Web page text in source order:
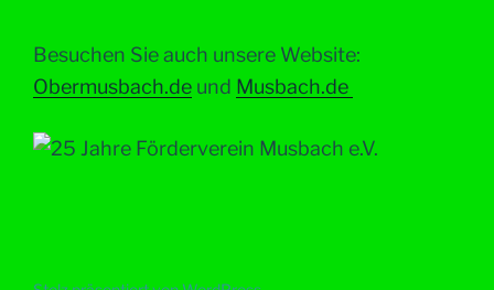
Besuchen Sie auch unsere Website:
Obermusbach.de und Musbach.de